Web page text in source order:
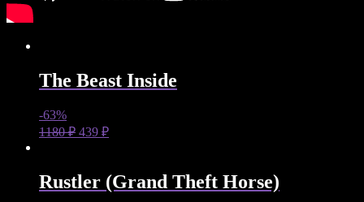
The Beast Inside
-63%
1180₽ 439 ₽
Rustler (Grand Theft Horse)